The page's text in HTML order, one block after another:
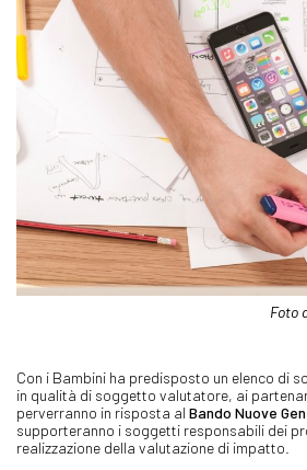
Foto
Con i Bambini ha predisposto un elenco di
in qualità di soggetto valutatore, ai
perverranno in risposta al Bando Nuove
supporteranno i soggetti responsabili dei
realizzazione della valutazione di impatto.